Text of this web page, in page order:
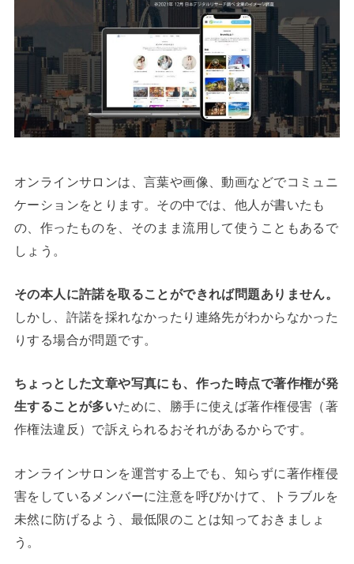
オンラインサロンは、言葉や画像、動画などでコミュニ
ケーションをとります。その中では、他人が書いたも
の、作ったものを、そのまま流用して使うこともあるで
しょう。
その本人に許諾を取ることができれば問題ありません。
しかし、許諾を採れなかったり連絡先がわからなかった
りする場合が問題です。
ちょっとした文章や写真にも、作った時点で著作権が発
生することが多いために、勝手に使えば著作権侵害（著
作権法違反）で訴えられるおそれがあるからです。
オンラインサロンを運営する上でも、知らずに著作権侵
害をしているメンバーに注意を呼びかけて、トラブルを
未然に防げるよう、最低限のことは知っておきましょ
う。